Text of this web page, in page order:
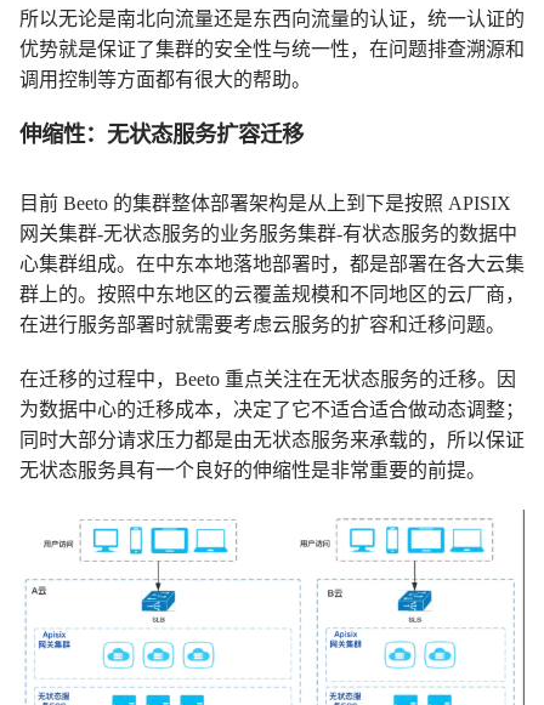
所以无论是南北向流量还是东西向流量的认证，统一认证的
优势就是保证了集群的安全性与统一性，在问题排查溯源和
调用控制等方面都有很大的帮助。
伸缩性：无状态服务扩容迁移
目前 Beeto 的集群整体部署架构是从上到下是按照 APISIX
网关集群-无状态服务的业务服务集群-有状态服务的数据中
心集群组成。在中东本地落地部署时，都是部署在各大云集
群上的。按照中东地区的云覆盖规模和不同地区的云厂商，
在进行服务部署时就需要考虑云服务的扩容和迁移问题。
在迁移的过程中，Beeto 重点关注在无状态服务的迁移。因
为数据中心的迁移成本，决定了它不适合适合做动态调整；
同时大部分请求压力都是由无状态服务来承载的，所以保证
无状态服务具有一个良好的伸缩性是非常重要的前提。